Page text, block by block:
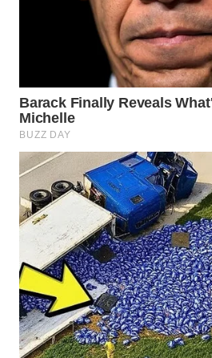
TANGERANG
WN
CIREBON
INDRAMAYU
WN
KUNINGAN
WN
MAJALENGKA
WN